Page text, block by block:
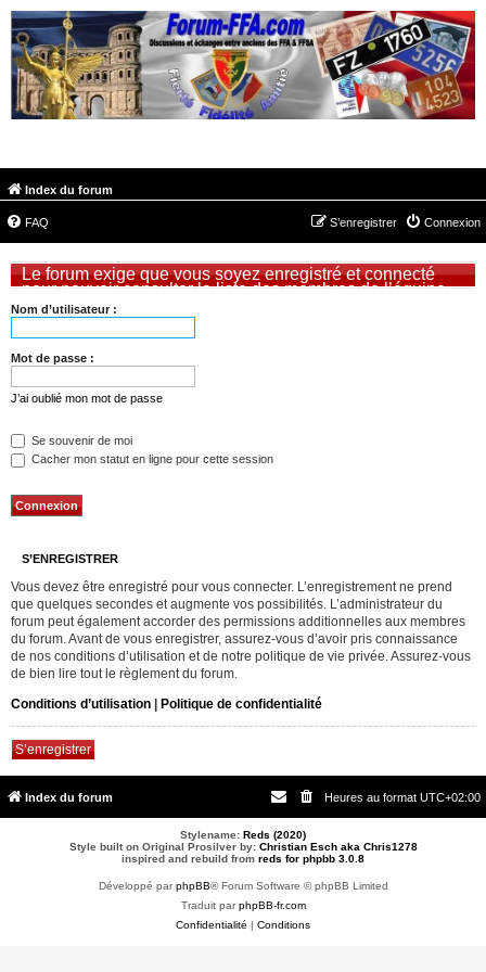
Index du forum
FAQ Connexion
S’enregistrer
Le forum exige que vous soyez enregistré et connecté
pour pouvoir consulter la liste des membres de l’équipe.
Nom d’utilisateur :
Mot de passe :
J’ai oublié mon mot de passe
Se souvenir de moi
Cacher mon statut en ligne pour cette session
S’ENREGISTRER
Vous devez être enregistré pour vous connecter. L’enregistrement ne prend
que quelques secondes et augmente vos possibilités. L’administrateur du
forum peut également accorder des permissions additionnelles aux membres
du forum. Avant de vous enregistrer, assurez-vous d’avoir pris connaissance
de nos conditions d’utilisation et de notre politique de vie privée. Assurez-vous
de bien lire tout le règlement du forum.
Conditions d’utilisation
Politique de confidentialité
S’enregistrer
Index du forum Heures au format UTC+02:00
Stylename: Reds (2020)
Style built on Original Prosilver by: Christian Esch aka Chris1278
inspired and rebuild from reds for phpbb 3.0.8
Développé parphpBB® Forum Software © phpBB Limited
Traduit parphpBB-fr.com
Confidentialité
Conditions